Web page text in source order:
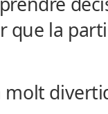
que la
molt